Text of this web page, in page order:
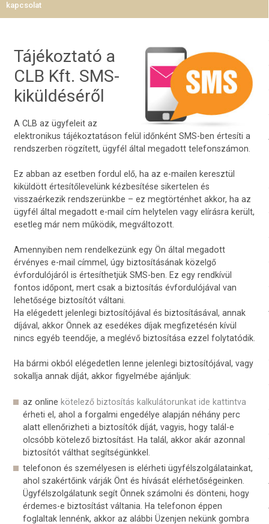
kapcsolat
Tájékoztató a
CLB Kft. SMS-
kiküldéséről
A CLB az ügyfeleit az
elektronikus tájékoztatáson felül időnként SMS-ben értesíti a
rendszerben rögzített, ügyfél által megadott telefonszámon.
Ez abban az esetben fordul elő, ha az e-mailen keresztül
kiküldött értesítőlevelünk kézbesítése sikertelen és
visszaérkezik rendszerünkbe – ez megtörténhet akkor, ha az
ügyfél által megadott e-mail cím helytelen vagy elírásra került,
esetleg már nem működik, megváltozott.
Amennyiben nem rendelkezünk egy Ön által megadott
érvényes e-mail címmel, úgy biztosításának közelgő
évfordulójáról is értesíthetjük SMS-ben. Ez egy rendkívül
fontos időpont, mert csak a biztosítás évfordulójával van
lehetősége biztosítót váltani.
Ha elégedett jelenlegi biztosítójával és biztosításával, annak
díjával, akkor Önnek az esedékes díjak megfizetésén kívül
nincs egyéb teendője, a meglévő biztosítása ezzel folytatódik.
Ha bármi okból elégedetlen lenne jelenlegi biztosítójával, vagy
sokallja annak díját, akkor figyelmébe ajánljuk:
az online kötelező biztosítás kalkulátorunkat ide kattintva
érheti el, ahol a forgalmi engedélye alapján néhány perc
alatt ellenőrizheti a biztosítók díját, vagyis, hogy talál-e
olcsóbb kötelező biztosítást. Ha talál, akkor akár azonnal
biztosítót válthat segítségünkkel.
telefonon és személyesen is elérheti ügyfélszolgálatainkat,
ahol szakértőink várják Önt és hívását elérhetőségeinken.
Ügyfélszolgálatunk segít Önnek számolni és dönteni, hogy
érdemes-e biztosítást váltania. Ha telefonon éppen
foglaltak lennénk, akkor az alábbi Üzenjen nekünk gombra